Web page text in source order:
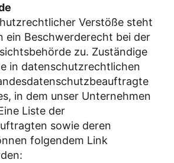
Verstöße steht
ein Beschwerderecht bei der
zu. Zuständige
in datenschutzrechtlichen
in dem unser Unternehmen
Liste der
sowie deren
folgendem Link